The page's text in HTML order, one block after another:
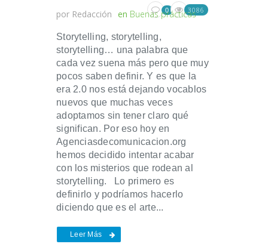
por Redacción en Buenas prácticas
0 3086
Storytelling, storytelling,
storytelling… una palabra que
cada vez suena más pero que muy
pocos saben definir. Y es que la
era 2.0 nos está dejando vocablos
nuevos que muchas veces
adoptamos sin tener claro qué
significan. Por eso hoy en
Agenciasdecomunicacion.org
hemos decidido intentar acabar
con los misterios que rodean al
storytelling. Lo primero es
definirlo y podríamos hacerlo
diciendo que es el arte...
Leer Más